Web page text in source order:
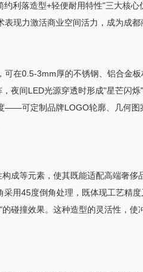
利落造型+轻便耐用特性"三大核
现力激活商业空间活力，成为成都
在0.5-3mm厚的不锈钢、铝合金
夜间LED光源穿透时形成"星芒闪
可定制品牌LOGO轮廓、几何
成等元素，使其既能适配高端奢
用45度倒角处理，既体现工艺精
碰撞效果。这种造型的灵活性，